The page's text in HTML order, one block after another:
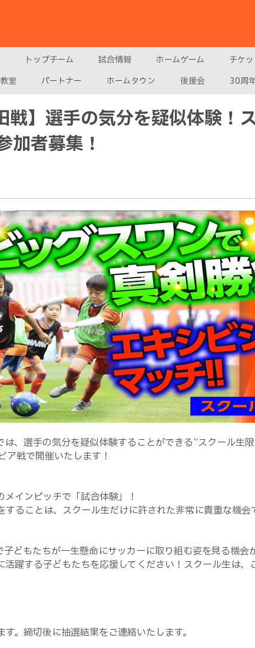
トップチーム 試合情報 ホームゲーム チケ
室
パートナー ホームタウン 後援会 30周
戦】選手の気分を疑似体験！
加者募集！
、選手の気分を疑似体験することができる“スクール生
戦で開催いたします！
インピッチで「試合体験」！
ることは、スクール生だけに許された非常に貴重な機会
どもたちが一生懸命にサッカーに取り組む姿を見る機
躍する子どもたちを応援してください！スクール生は
す。締切後に抽選結果をご連絡いたします。